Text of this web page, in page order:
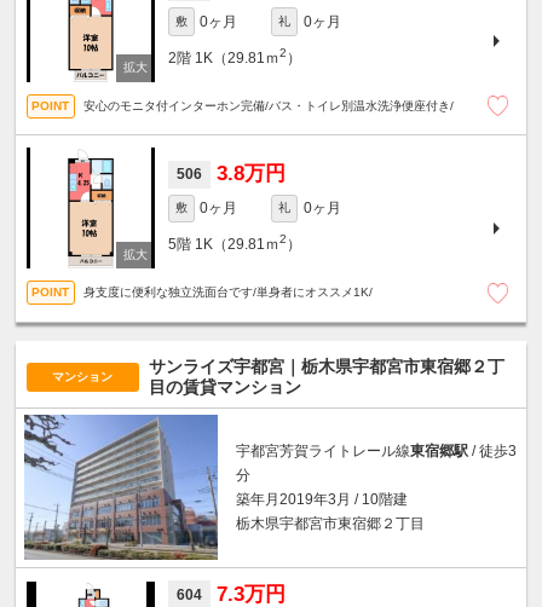
敷 0ヶ月 礼 0ヶ月
2階 1K（29.81ｍ2 ）
安心のモニタ付インターホン完備/バス・トイレ別温水洗浄便座付き/
506 3.8万円
敷 0ヶ月 礼 0ヶ月
5階 1K（29.81ｍ2 ）
身支度に便利な独立洗面台です/単身者にオススメ1K/
マンション
サンライズ宇都宮｜栃木県宇都宮市東宿郷２丁
目の賃貸マンション
宇都宮芳賀ライトレール線東宿郷駅 / 徒歩3
分
築年月2019年3月 / 10階建
栃木県宇都宮市東宿郷２丁目
604 7.3万円